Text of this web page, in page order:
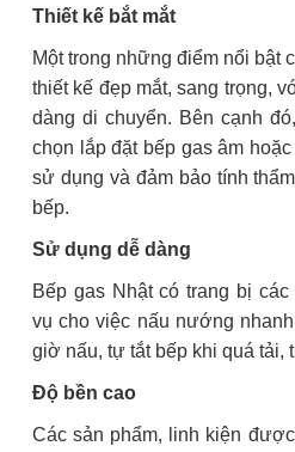
Thiết kế bắt mắt
Một trong những điểm nổi bật
thiết kế đẹp mắt, sang trọng,
dàng di chuyển. Bên cạnh
chọn lắp đặt bếp gas âm
sử dụng và đảm bảo tính
bếp.
Sử dụng dễ dàng
Bếp gas Nhật có trang bị
vụ cho việc nấu nướng
giờ nấu, tự tắt bếp khi quá tải,
Độ bền cao
Các sản phẩm, linh kiện